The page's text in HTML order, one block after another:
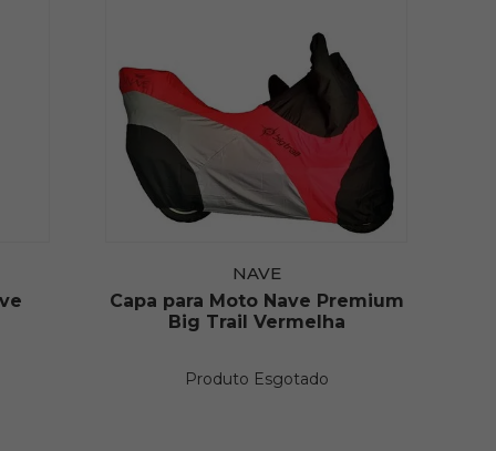
NAVE
Capa para Moto Nave Premium
Big Trail Vermelha
Produto Esgotado